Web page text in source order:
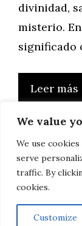
We value
We use
serve
traffic. By
cookies.
Customize
divinidad,
misterio.
significado
Leer más
←Anterior
AVISO